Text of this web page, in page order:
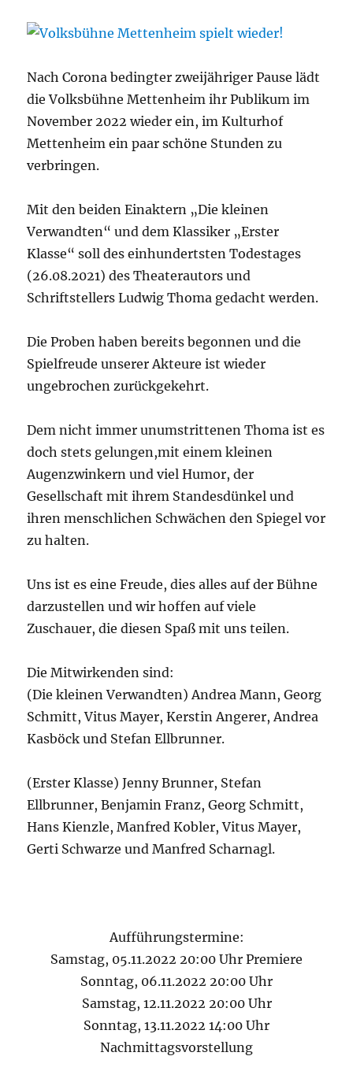
Nach Corona bedingter zweijähriger Pause lädt
die Volksbühne Mettenheim ihr Publikum im
November 2022 wieder ein, im Kulturhof
Mettenheim ein paar schöne Stunden zu
verbringen.
Mit den beiden Einaktern „Die kleinen
Verwandten“ und dem Klassiker „Erster
Klasse“ soll des einhundertsten Todestages
(26.08.2021) des Theaterautors und
Schriftstellers Ludwig Thoma gedacht werden.
Die Proben haben bereits begonnen und die
Spielfreude unserer Akteure ist wieder
ungebrochen zurückgekehrt.
Dem nicht immer unumstrittenen Thoma ist es
doch stets gelungen,mit einem kleinen
Augenzwinkern und viel Humor, der
Gesellschaft mit ihrem Standesdünkel und
ihren menschlichen Schwächen den Spiegel vor
zu halten.
Uns ist es eine Freude, dies alles auf der Bühne
darzustellen und wir hoffen auf viele
Zuschauer, die diesen Spaß mit uns teilen.
Die Mitwirkenden sind:
(Die kleinen Verwandten) Andrea Mann, Georg
Schmitt, Vitus Mayer, Kerstin Angerer, Andrea
Kasböck und Stefan Ellbrunner.
(Erster Klasse) Jenny Brunner, Stefan
Ellbrunner, Benjamin Franz, Georg Schmitt,
Hans Kienzle, Manfred Kobler, Vitus Mayer,
Gerti Schwarze und Manfred Scharnagl.
Aufführungstermine:
Samstag, 05.11.2022 20:00 Uhr Premiere
Sonntag, 06.11.2022 20:00 Uhr
Samstag, 12.11.2022 20:00 Uhr
Sonntag, 13.11.2022 14:00 Uhr
Nachmittagsvorstellung